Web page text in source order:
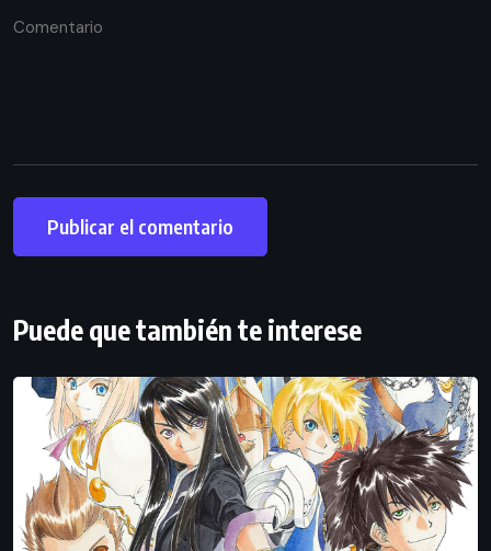
Puede que también te interese